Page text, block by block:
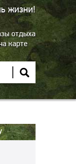
жизни!
отдыха
карте